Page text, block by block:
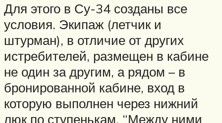
Для этого в Су-34 созданы все
условия. Экипаж (летчик и
штурман), в отличие от других
истребителей, размещен в кабине
не один за другим, а рядом – в
бронированной кабине, вход в
которую выполнен через нижний
люк по ступенькам. “Между ними